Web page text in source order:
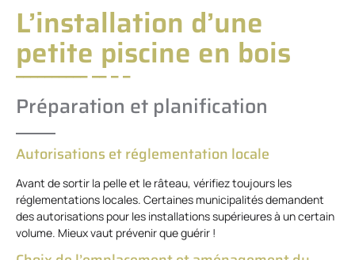
L’installation d’une
petite piscine en bois
Préparation et planification
Autorisations et réglementation locale
Avant de sortir la pelle et le râteau, vérifiez toujours les
réglementations locales. Certaines municipalités demandent
des autorisations pour les installations supérieures à un certain
volume. Mieux vaut prévenir que guérir !